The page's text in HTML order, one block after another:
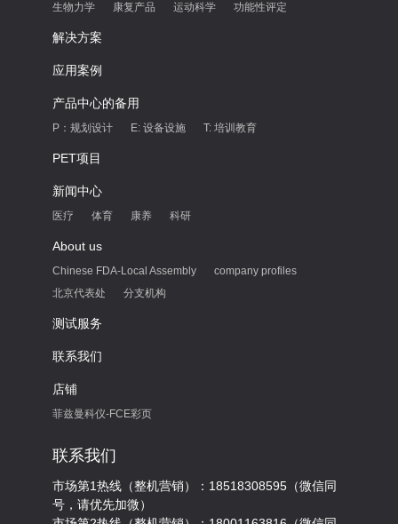
生物力学 康复产品 运动科学 功能性评定
解决方案
应用案例
产品中心的备用
P：规划设计 E: 设备设施 T: 培训教育
PET项目
新闻中心
医疗 体育 康养 科研
About us
Chinese FDA-Local Assembly
company profiles
北京代表处
分支机构
测试服务
联系我们
店铺
菲兹曼科仪-FCE彩页
联系我们
市场第1热线（整机营销）：18518308595（微信同
号，请优先加微）